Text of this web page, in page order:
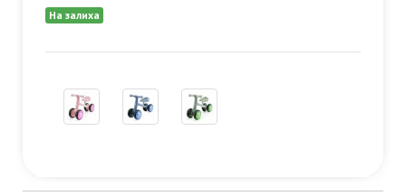
На залиха